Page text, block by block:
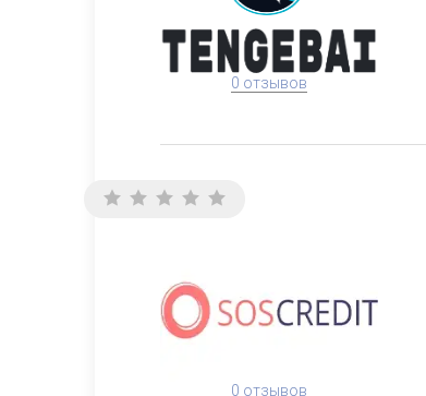
0 отзывов
0 отзывов